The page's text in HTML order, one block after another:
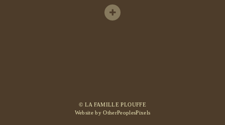
© LA FAMILLE PLOUFFE
Website by OtherPeoplesPixels